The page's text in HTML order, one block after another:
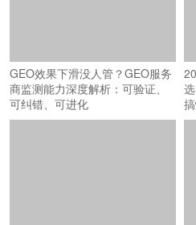
GEO效果下滑没人管？GEO服务
商监测能力深度解析：可验证、
可纠错、可进化